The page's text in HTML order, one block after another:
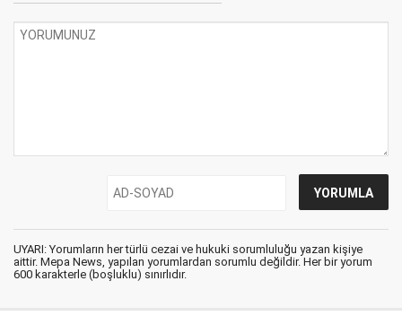
UYARI: Yorumların her türlü cezai ve hukuki sorumluluğu yazan kişiye
aittir. Mepa News, yapılan yorumlardan sorumlu değildir. Her bir yorum
600 karakterle (boşluklu) sınırlıdır.